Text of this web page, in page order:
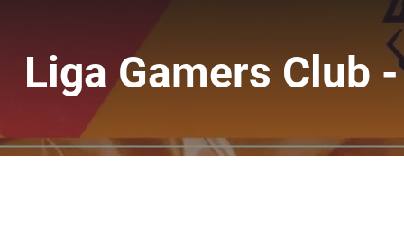
Liga Gamers Club